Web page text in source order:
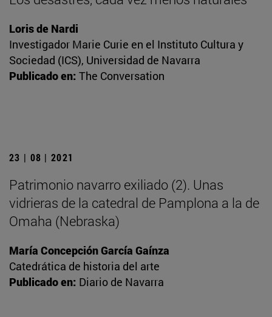
Loris de Nardi
Investigador Marie Curie en el Instituto Cultura y
Sociedad (ICS), Universidad de Navarra
Publicado en: The Conversation
23 | 08 | 2021
Patrimonio navarro exiliado (2). Unas
vidrieras de la catedral de Pamplona a la de
Omaha (Nebraska)
María Concepción García Gaínza
Catedrática de historia del arte
Publicado en: Diario de Navarra